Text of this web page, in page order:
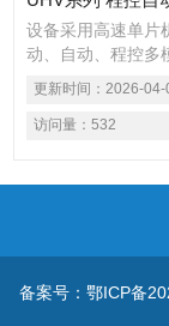
设备采用高速单片
动、自动、程控多
示，触摸按键设计
便、性能稳定可靠
度高的优点作
更新时间： 2026-04-
访问量： 532
备案号：鄂ICP备